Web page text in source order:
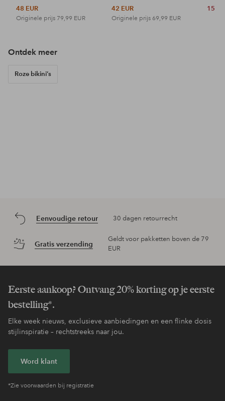
48 EUR
Originele prijs 79,99 EUR
42 EUR
Originele prijs 69,99 EUR
15
Ontdek meer
Roze bikini’s
Eenvoudige retour 30 dagen retourrecht
Gratis verzending
Geldt voor pakketten boven de 79
EUR
Eerste aankoop? Ontvang 20% korting op je eerste
bestelling*.
Elke week nieuws, exclusieve aanbiedingen en een flinke dosis
stijlinspiratie – rechtstreeks naar jou.
Word klant
*Zie voorwaarden bij registratie